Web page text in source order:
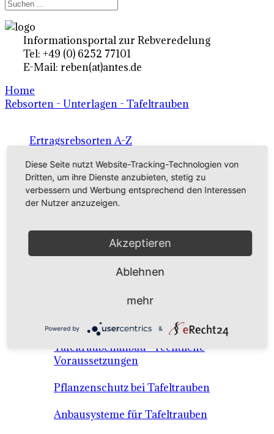
Informationsportal zur Rebveredelung
Tel: +49 (0) 6252 77101
E-Mail: reben(at)antes.de
Home
Rebsorten - Unterlagen - Tafeltrauben
Ertragsrebsorten A-Z
in Deutschland
Rebsorten international
Tafeltraubensorten
Tafeltrauben A-Z Sortenbeschreibungen
Tafeltraubenanbau - rechtliche
Voraussetzungen
Pflanzenschutz bei Tafeltrauben
Anbausysteme für Tafeltrauben
Diese Seite nutzt Website-Tracking-Technologien von
Dritten, um ihre Dienste anzubieten, stetig zu
verbessern und Werbung entsprechend den Interessen
der Nutzer anzuzeigen.
Akzeptieren
Ablehnen
mehr
Powered by &